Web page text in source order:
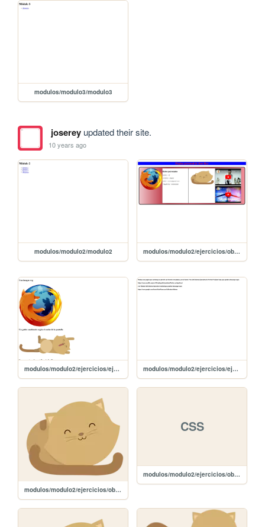
modulos/modulo3/modulo3
josereyupdated their site.
10 years ago
modulos/modulo2/modulo2 modulos/modulo2/ejercicios/obligatoria/obligatoria
modulos/modulo2/ejercicios/ejercicio3/ejercicio3 modulos/modulo2/ejercicios/ejercicio2/ejercicio2
modulos/modulo2/ejercicios/obligatoria/images/kitten-small.png
CSS
modulos/modulo2/ejercicios/obligatoria/style.css